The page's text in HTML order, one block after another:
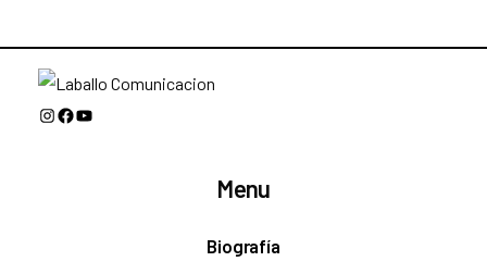
Instagram
Facebook
YouTube
Menu
Biografía